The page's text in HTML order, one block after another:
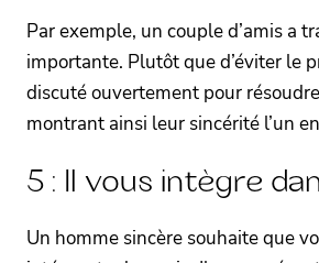
Par exemple, un couple d’amis a
importante. Plutôt que d’éviter le
discuté ouvertement pour
montrant ainsi leur sincérité l’un
5 : Il vous intègre
Un homme sincère souhaite que